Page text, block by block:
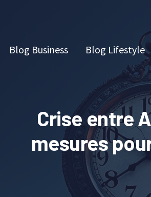
Blog Business Blog Lifestyle
Crise entre
mesures